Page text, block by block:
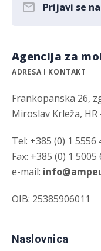
Prijavi se
Agencija za
ADRESA I KONTAKT
Frankopanska 26,
Miroslav Krleža,
Tel: +385 (0) 1 5556
Fax: +385 (0) 1 5005
e-mail:
OIB: 25385906011
Naslovnica